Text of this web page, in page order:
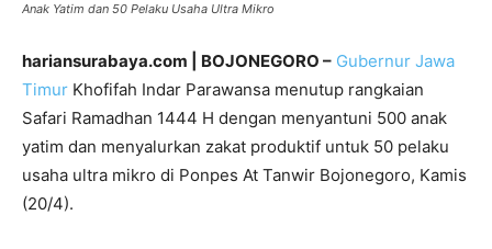
Anak Yatim dan 50 Pelaku Usaha Ultra Mikro
hariansurabaya.com | BOJONEGORO – Gubernur Jawa
Timur Khofifah Indar Parawansa menutup rangkaian
Safari Ramadhan 1444 H dengan menyantuni 500 anak
yatim dan menyalurkan zakat produktif untuk 50 pelaku
usaha ultra mikro di Ponpes At Tanwir Bojonegoro, Kamis
(20/4).